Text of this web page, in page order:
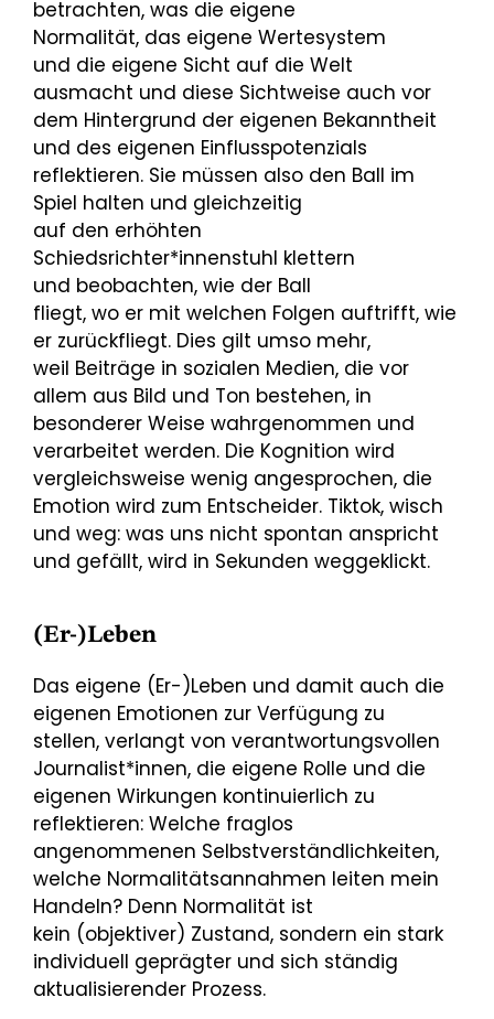
betrachten, was die eigene
Normalität, das eigene Wertesystem
und die eigene Sicht auf die Welt
ausmacht und diese Sichtweise auch vor
dem Hintergrund der eigenen Bekanntheit
und des eigenen Einflusspotenzials
reflektieren. Sie müssen also den Ball im
Spiel halten und gleichzeitig
auf den erhöhten
Schiedsrichter*innenstuhl klettern
und beobachten, wie der Ball
fliegt, wo er mit welchen Folgen auftrifft, wie
er zurückfliegt. Dies gilt umso mehr,
weil Beiträge in sozialen Medien, die vor
allem aus Bild und Ton bestehen, in
besonderer Weise wahrgenommen und
verarbeitet werden. Die Kognition wird
vergleichsweise wenig angesprochen, die
Emotion wird zum Entscheider. Tiktok, wisch
und weg: was uns nicht spontan anspricht
und gefällt, wird in Sekunden weggeklickt.
(Er-)Leben
Das eigene (Er-)Leben und damit auch die
eigenen Emotionen zur Verfügung zu
stellen, verlangt von verantwortungsvollen
Journalist*innen, die eigene Rolle und die
eigenen Wirkungen kontinuierlich zu
reflektieren: Welche fraglos
angenommenen Selbstverständlichkeiten,
welche Normalitätsannahmen leiten mein
Handeln? Denn Normalität ist
kein (objektiver) Zustand, sondern ein stark
individuell geprägter und sich ständig
aktualisierender Prozess.